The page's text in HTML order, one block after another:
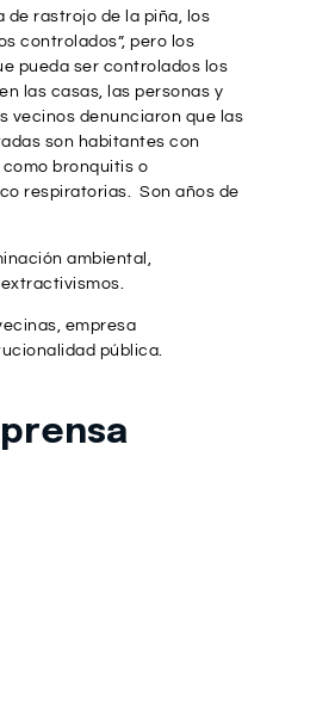
de rastrojo de la piña, los
controlados”, pero los
pueda ser controlados los
las casas, las personas y
vecinos denunciaron que las
son habitantes con
bronquitis o
respiratorias. Son años de
ambiental,
empresa
pública.